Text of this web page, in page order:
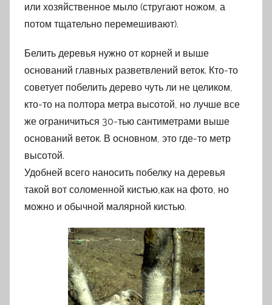
или хозяйственное мыло (стругают ножом, а
потом тщательно перемешивают).
Белить деревья нужно от корней и выше
оснований главных разветвлений веток. Кто-то
советует побелить дерево чуть ли не целиком,
кто-то на полтора метра высотой, но лучше все
же ограничиться 30-тью сантиметрами выше
оснований веток. В основном, это где-то метр
высотой.
Удобней всего наносить побелку на деревья
такой вот соломенной кистью,как на фото, но
можно и обычной малярной кистью.